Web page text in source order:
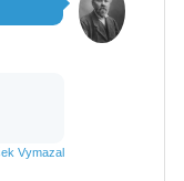
Vymazal